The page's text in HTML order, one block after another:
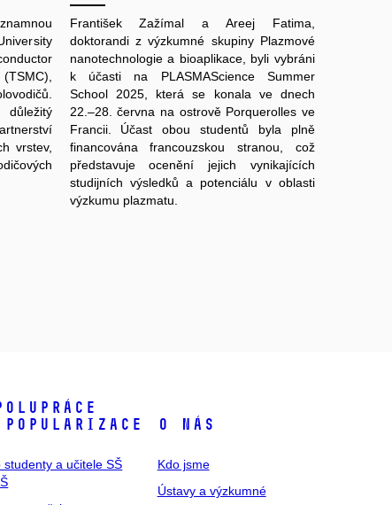
důležitý
vrstev,
František Zažímal a Areej Fatima,
doktorandi z výzkumné skupiny Plazmové
nanotechnologie a bioaplikace, byli vybráni
k účasti na PLASMAScience Summer
School 2025, která se konala ve dnech
22.–28. června na ostrově Porquerolles ve
Francii. Účast obou studentů byla plně
financována francouzskou stranou, což
představuje ocenění jejich vynikajících
studijních výsledků a potenciálu v oblasti
výzkumu plazmatu.
studenty a učitele SŠ
O nás
Kdo jsme
Ústavy a výzkumné